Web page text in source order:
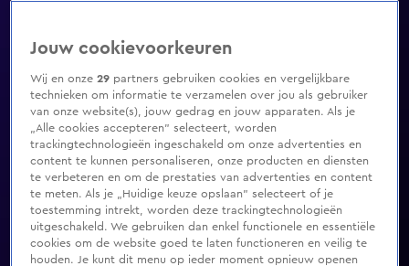
Jouw cookievoorkeuren
Wij en onze29 partners gebruiken cookies en vergelijkbare
technieken om informatie te verzamelen over jou als gebruiker
van onze website(s), jouw gedrag en jouw apparaten. Als je
„Alle cookies accepteren” selecteert, worden
trackingtechnologieën ingeschakeld om onze advertenties en
content te kunnen personaliseren, onze producten en diensten
te verbeteren en om de prestaties van advertenties en content
te meten. Als je „Huidige keuze opslaan” selecteert of je
toestemming intrekt, worden deze trackingtechnologieën
uitgeschakeld. We gebruiken dan enkel functionele en essentiële
cookies om de website goed te laten functioneren en veilig te
houden. Je kunt dit menu op ieder moment opnieuw openen